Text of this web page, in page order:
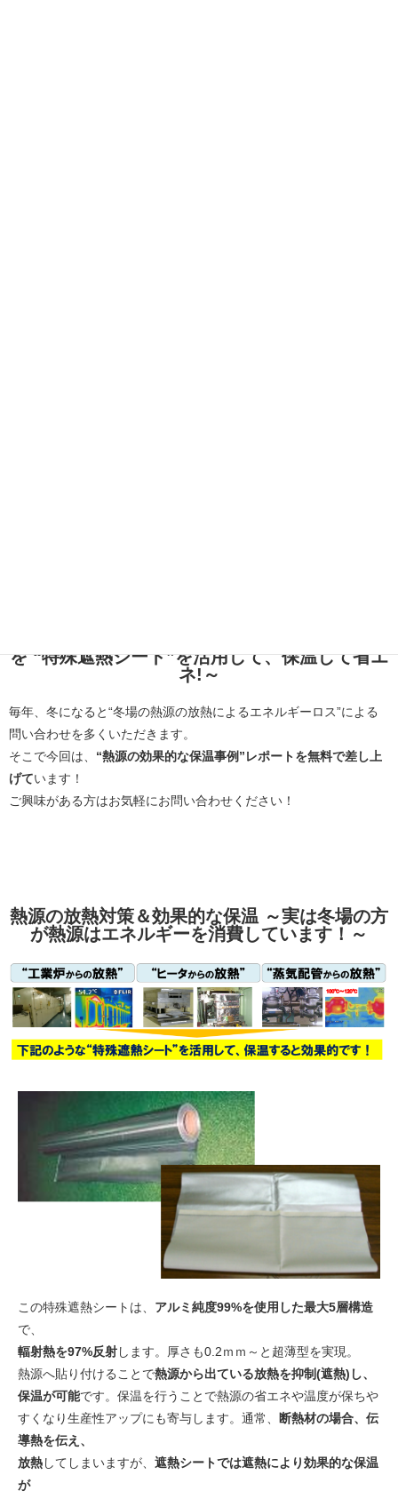
を “特殊遮熱シート”を活用して、保温して省エ
ネ!～
毎年、冬になると“冬場の熱源の放熱によるエネルギーロス”による
問い合わせを多くいただきます。
そこで今回は、 “熱源の効果的な保温事例”レポートを無料で差し上
げています！
ご興味がある方はお気軽にお問い合わせください！
熱源の放熱対策＆効果的な保温 ～実は冬場の方
が熱源はエネルギーを消費しています！～
この特殊遮熱シートは、 アルミ純度99%を使用した最大5層構造
で、
輻射熱を97%反射します。厚さも0.2ｍｍ～と超薄型を実現。
熱源へ貼り付けることで熱源から出ている放熱を抑制(遮熱)し、
保温が可能です。保温を行うことで熱源の省エネや温度が保ちや
すくなり生産性アップにも寄与します。通常、
断熱材の場合、伝
導熱を伝え、
放熱してしまいますが、 遮熱シートでは遮熱により効果的な保温
が